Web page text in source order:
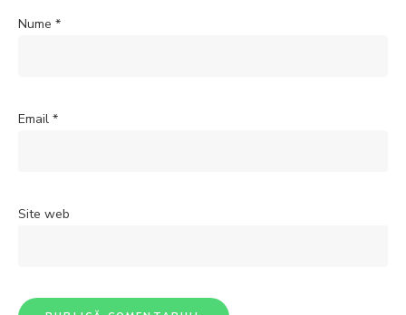
Nume *
Email *
Site web